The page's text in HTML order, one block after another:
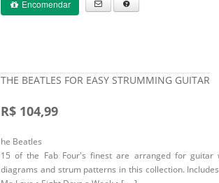
Encomendar
THE BEATLES FOR EASY STRUMMING GUITAR
R$ 104,99
he Beatles
15 of the Fab Four's finest are arranged for guitar
diagrams and strum patterns in this collection.